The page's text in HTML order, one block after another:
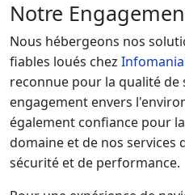
Notre
Nous hébergeons nos
fiables loués chez
reconnue pour la qualité de
engagement envers
également confiance pour
domaine et de nos services
sécurité et de performance.